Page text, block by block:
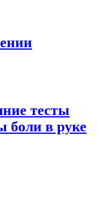
тесты
боли в руке